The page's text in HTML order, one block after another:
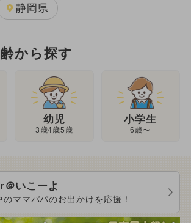
静岡県
から探す
幼児
3歳4歳5歳
小学生
6歳〜
いこーよ
のママパパのお出かけを応援！